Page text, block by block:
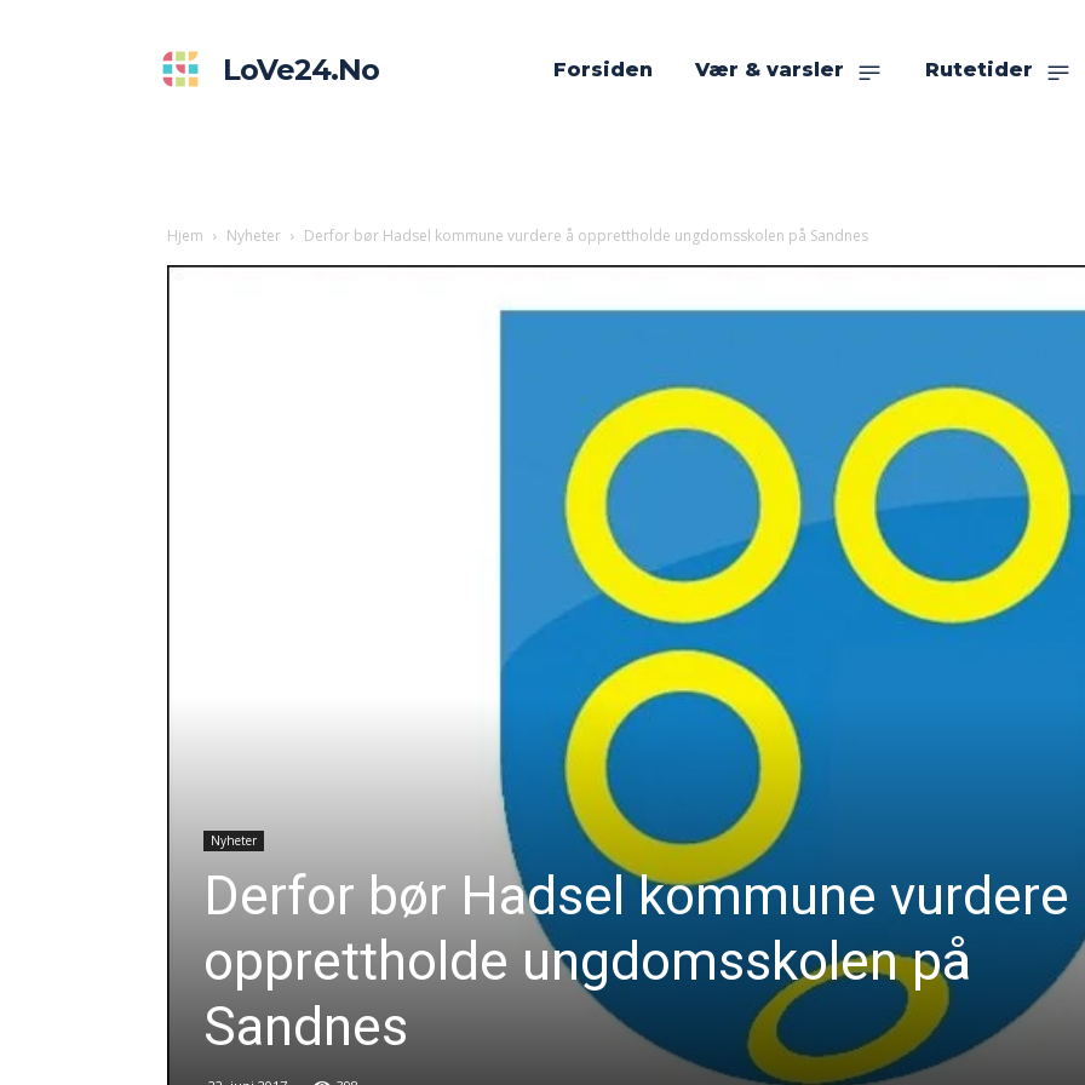
LoVe24.no Forsiden Vær & varsler Rutetider
Hjem Nyheter Derfor bør Hadsel kommune vurdere å opprettholde ungdomsskolen på Sandnes
Nyheter
Derfor bør Hadsel kommune vurdere
opprettholde ungdomsskolen på
Sandnes